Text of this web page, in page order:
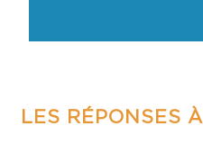
LES RÉPONSES